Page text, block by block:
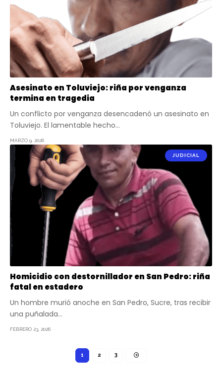
Asesinato en Toluviejo: riña por venganza
termina en tragedia
Un conflicto por venganza desencadenó un asesinato en
Toluviejo. El lamentable hecho…
MARZO 9, 2026
JUDICIAL
Homicidio con destornillador en San Pedro: riña
fatal en estadero
Un hombre murió anoche en San Pedro, Sucre, tras recibir
una puñalada…
FEBRERO 23, 2026
1 2 3